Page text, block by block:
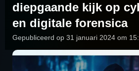
diepgaande kijk op
en digitale forensica
Gepubliceerd op 31 januari 2024 om